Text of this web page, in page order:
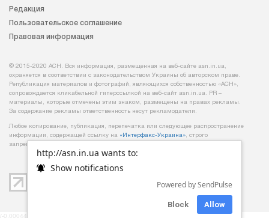
http://asn.in.ua wants to:
Show notifications
Powered by SendPulse
Block Allow
Редакция
Пользовательское соглашение
Правовая информация
© 2015-2020 АСН. Вся информация, размещенная на веб-сайте asn.in.ua,
охраняется в соответствии с законодательством Украины об авторском праве.
Републикация материалов и фотографий, являющихся собственностью «АСН»,
сопровождается кликабельной гиперссылкой на веб-сайт asn.іn.ua. PR –
материалы, которые отмечены этим знаком, размещены на правах рекламы.
За содержание рекламы ответственность несут рекламодатели.
Любое копирование, публикация, перепечатка или следующее распространение
информации, содержащей ссылку на «Интерфакс-Украина», строго
запрещается.
/-0,00044488906860352-/ /-mob-/